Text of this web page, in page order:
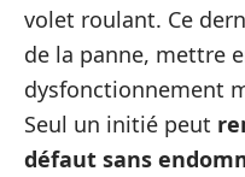
volet roulant. Ce
de la panne, mettre
dysfonctionnement
Seul un initié peut
défaut sans